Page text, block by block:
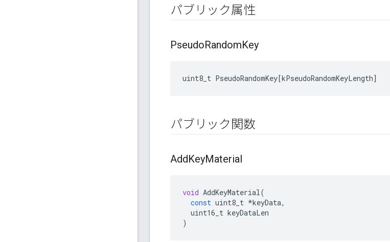
パブリック属性
PseudoRandomKey
uint8_t PseudoRandomKey[kPseudoRandomKeyLength]
パブリック関数
AddKeyMaterial
void AddKeyMaterial(
const uint8_t *keyData,
uint16_t keyDataLen
)